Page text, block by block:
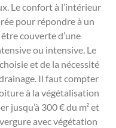
Le confort à l’intérieur
pour répondre à un
couverte d’une
ou intensive. Le
et de la nécessité
Il faut compter
à la végétalisation
jusqu’à 300 € du m² et
avec végétation